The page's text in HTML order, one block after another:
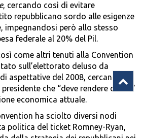
, cercando così di evitare
repubblicano sordo alle esigenze
impegnandosi però allo stesso
federale al 20% del Pil.
come altri tenuti alla Convention
sull’elettorato deluso da
aspettative del 2008, cercando di
che “deve rendere conto”
economica attuale.
ha sciolto diversi nodi
politica del ticket Romney-Ryan,